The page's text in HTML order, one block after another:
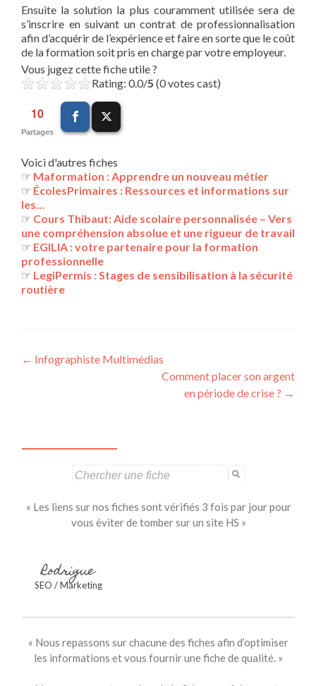
Ensuite la solution la plus couramment utilisée sera de
s’inscrire en suivant un contrat de professionnalisation
afin d’acquérir de l’expérience et faire en sorte que le coût
de la formation soit pris en charge par votre employeur.
Vous jugez cette fiche utile ?
Rating: 0.0/5 (0 votes cast)
10
Partages
Voici d'autres fiches
☞ Maformation : Apprendre un nouveau métier
☞ ÉcolesPrimaires : Ressources et informations sur
les…
☞ Cours Thibaut: Aide scolaire personnalisée – Vers
une compréhension absolue et une rigueur de travail
☞ EGILIA : votre partenaire pour la formation
professionnelle
☞ LegiPermis : Stages de sensibilisation à la sécurité
routière
Navigation
← Infographiste Multimédias
Comment placer son argent
en période de crise ? →
« Les liens sur nos fiches sont vérifiés 3 fois par jour pour
vous éviter de tomber sur un site HS »
Rodrigue
SEO / Marketing
« Nous repassons sur chacune des fiches afin d’optimiser
les informations et vous fournir une fiche de qualité. »